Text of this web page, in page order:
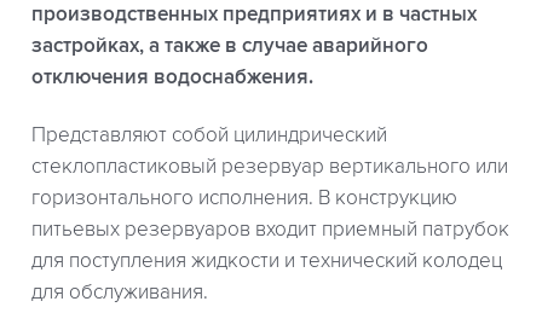
производственных предприятиях и в частных
застройках, а также в случае аварийного
отключения водоснабжения.
Представляют собой цилиндрический
стеклопластиковый резервуар вертикального или
горизонтального исполнения. В конструкцию
питьевых резервуаров входит приемный патрубок
для поступления жидкости и технический колодец
для обслуживания.